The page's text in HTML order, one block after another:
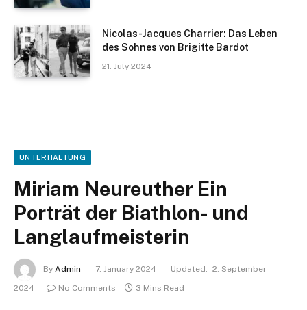
Nicolas-Jacques Charrier: Das Leben
des Sohnes von Brigitte Bardot
21. July 2024
UNTERHALTUNG
Miriam Neureuther Ein
Porträt der Biathlon- und
Langlaufmeisterin
By Admin 7. January 2024 Updated: 2. September
2024
No Comments 3 Mins Read